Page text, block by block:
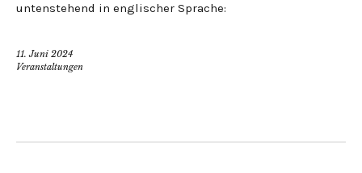
untenstehend in englischer Sprache:
11. Juni 2024
Veranstaltungen